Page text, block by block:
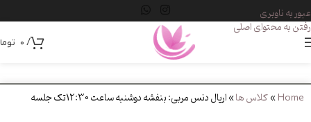
عبور به ناوبری
رفتن به محتوای اصلی
/
0
Home
»کلاس ها»اریال دنس مربی: بنفشه دوشنبه ساعت 12:30تک جلسه